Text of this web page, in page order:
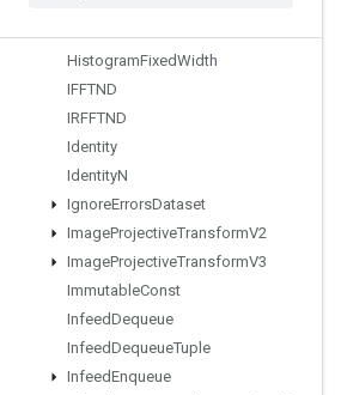
HistogramFixedWidth
IFFTND
IRFFTND
Identity
IdentityN
IgnoreErrorsDataset
ImageProjectiveTransformV2
ImageProjectiveTransformV3
ImmutableConst
InfeedDequeue
InfeedDequeueTuple
InfeedEnqueue